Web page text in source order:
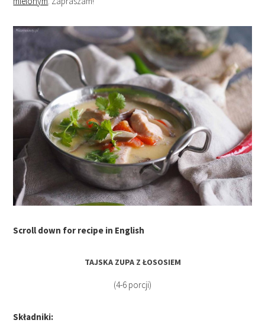
Scroll down for recipe in English
TAJSKA ZUPA Z ŁOSOSIEM
(4-6 porcji)
Składniki: